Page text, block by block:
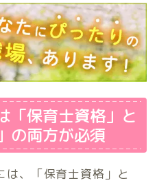
「保育士資格」と
の両方が必須
は、「保育士資格」と